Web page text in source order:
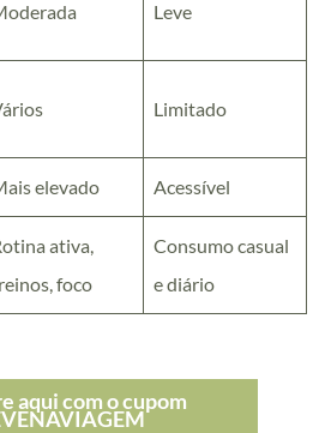
Leve
Limitado
elevado Acessível
ativa,
foco
Consumo casual
e diário
aqui com o cupom